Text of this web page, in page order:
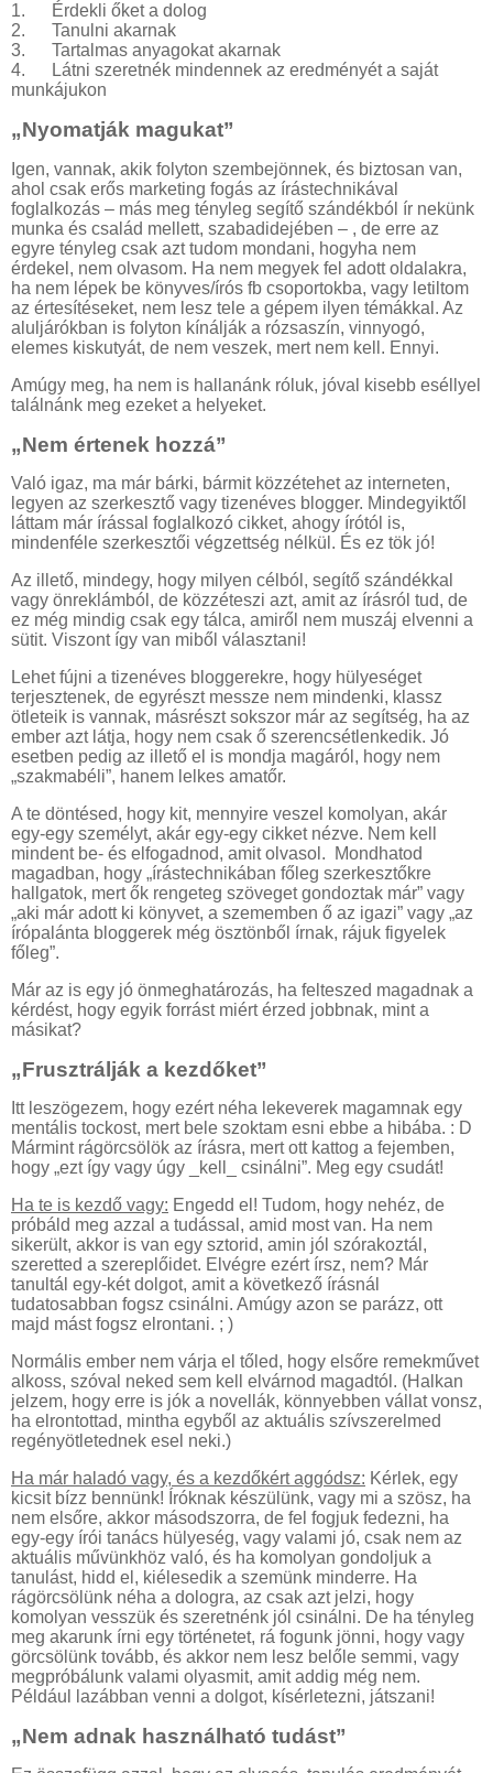
1. Érdekli őket a dolog
2. Tanulni akarnak
3. Tartalmas anyagokat akarnak
4. Látni szeretnék mindennek az eredményét a saját
munkájukon
„Nyomatják magukat”
Igen, vannak, akik folyton szembejönnek, és biztosan van,
ahol csak erős marketing fogás az írástechnikával
foglalkozás – más meg tényleg segítő szándékból ír nekünk
munka és család mellett, szabadidejében – , de erre az
egyre tényleg csak azt tudom mondani, hogyha nem
érdekel, nem olvasom. Ha nem megyek fel adott oldalakra,
ha nem lépek be könyves/írós fb csoportokba, vagy letiltom
az értesítéseket, nem lesz tele a gépem ilyen témákkal. Az
aluljárókban is folyton kínálják a rózsaszín, vinnyogó,
elemes kiskutyát, de nem veszek, mert nem kell. Ennyi.
Amúgy meg, ha nem is hallanánk róluk, jóval kisebb eséllyel
találnánk meg ezeket a helyeket.
„Nem értenek hozzá”
Való igaz, ma már bárki, bármit közzétehet az interneten,
legyen az szerkesztő vagy tizenéves blogger. Mindegyiktől
láttam már írással foglalkozó cikket, ahogy írótól is,
mindenféle szerkesztői végzettség nélkül. És ez tök jó!
Az illető, mindegy, hogy milyen célból, segítő szándékkal
vagy önreklámból, de közzéteszi azt, amit az írásról tud, de
ez még mindig csak egy tálca, amiről nem muszáj elvenni a
sütit. Viszont így van miből választani!
Lehet fújni a tizenéves bloggerekre, hogy hülyeséget
terjesztenek, de egyrészt messze nem mindenki, klassz
ötleteik is vannak, másrészt sokszor már az segítség, ha az
ember azt látja, hogy nem csak ő szerencsétlenkedik. Jó
esetben pedig az illető el is mondja magáról, hogy nem
„szakmabéli”, hanem lelkes amatőr.
A te döntésed, hogy kit, mennyire veszel komolyan, akár
egy-egy személyt, akár egy-egy cikket nézve. Nem kell
mindent be- és elfogadnod, amit olvasol. Mondhatod
magadban, hogy „írástechnikában főleg szerkesztőkre
hallgatok, mert ők rengeteg szöveget gondoztak már” vagy
„aki már adott ki könyvet, a szememben ő az igazi” vagy „az
írópalánta bloggerek még ösztönből írnak, rájuk figyelek
főleg”.
Már az is egy jó önmeghatározás, ha felteszed magadnak a
kérdést, hogy egyik forrást miért érzed jobbnak, mint a
másikat?
„Frusztrálják a kezdőket”
Itt leszögezem, hogy ezért néha lekeverek magamnak egy
mentális tockost, mert bele szoktam esni ebbe a hibába. : D
Mármint rágörcsölök az írásra, mert ott kattog a fejemben,
hogy „ezt így vagy úgy _kell_ csinálni”. Meg egy csudát!
Ha te is kezdő vagy: Engedd el! Tudom, hogy nehéz, de
próbáld meg azzal a tudással, amid most van. Ha nem
sikerült, akkor is van egy sztorid, amin jól szórakoztál,
szeretted a szereplőidet. Elvégre ezért írsz, nem? Már
tanultál egy-két dolgot, amit a következő írásnál
tudatosabban fogsz csinálni. Amúgy azon se parázz, ott
majd mást fogsz elrontani. ; )
Normális ember nem várja el tőled, hogy elsőre remekművet
alkoss, szóval neked sem kell elvárnod magadtól. (Halkan
jelzem, hogy erre is jók a novellák, könnyebben vállat vonsz,
ha elrontottad, mintha egyből az aktuális szívszerelmed
regényötletednek esel neki.)
Ha már haladó vagy, és a kezdőkért aggódsz: Kérlek, egy
kicsit bízz bennünk! Íróknak készülünk, vagy mi a szösz, ha
nem elsőre, akkor másodszorra, de fel fogjuk fedezni, ha
egy-egy írói tanács hülyeség, vagy valami jó, csak nem az
aktuális művünkhöz való, és ha komolyan gondoljuk a
tanulást, hidd el, kiélesedik a szemünk minderre. Ha
rágörcsölünk néha a dologra, az csak azt jelzi, hogy
komolyan vesszük és szeretnénk jól csinálni. De ha tényleg
meg akarunk írni egy történetet, rá fogunk jönni, hogy vagy
görcsölünk tovább, és akkor nem lesz belőle semmi, vagy
megpróbálunk valami olyasmit, amit addig még nem.
Például lazábban venni a dolgot, kísérletezni, játszani!
„Nem adnak használható tudást”